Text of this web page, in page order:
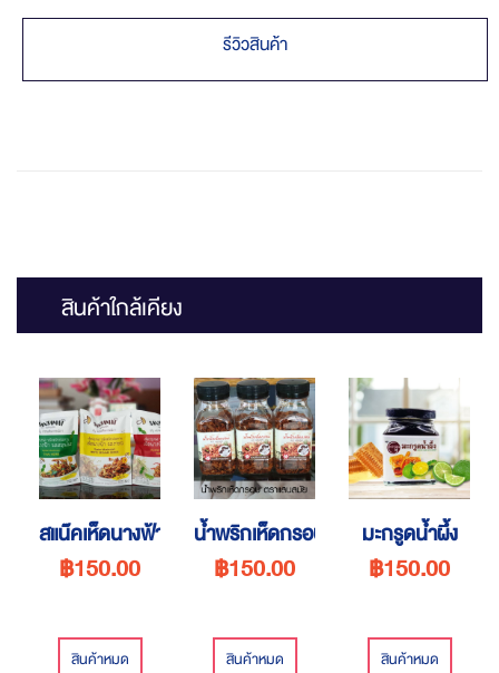
รีวิวสินค้า
สินค้าใกล้เคียง
สแน๊คเห็ดนางฟ้า 3 รส
฿150.00
สินค้าหมด
น้ำพริกเห็ดกรอบ
฿150.00
สินค้าหมด
มะกรูดน้ำผึ้ง
฿150.00
สินค้าหมด